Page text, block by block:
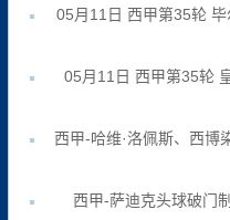
05月11日 西甲第35轮
05月11日 西甲第35轮
西甲-哈维·洛佩斯、西博
西甲-萨迪克头球破门